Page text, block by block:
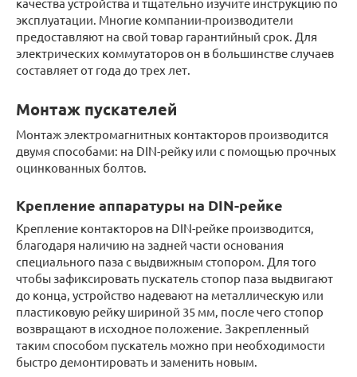
эксплуатации. Многие компании-производители
предоставляют на свой товар гарантийный срок. Для
электрических коммутаторов он в большинстве случаев
составляет от года до трех лет.
Монтаж пускателей
Монтаж электромагнитных контакторов производится
двумя способами: на DIN-рейку или с помощью прочных
оцинкованных болтов.
Крепление аппаратуры на DIN-рейке
Крепление контакторов на DIN-рейке производится,
благодаря наличию на задней части основания
специального паза с выдвижным стопором. Для того
чтобы зафиксировать пускатель стопор паза выдвигают
до конца, устройство надевают на металлическую или
пластиковую рейку шириной 35 мм, после чего стопор
возвращают в исходное положение. Закрепленный
таким способом пускатель можно при необходимости
быстро демонтировать и заменить новым.